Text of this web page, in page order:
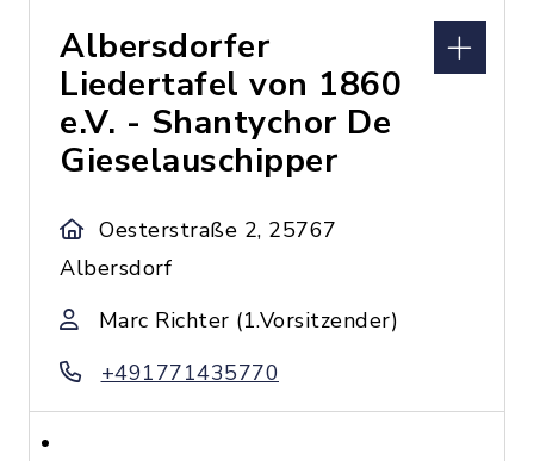
Albersdorfer
Liedertafel von 1860
e.V. - Shantychor De
Gieselauschipper
Oesterstraße 2, 25767
Albersdorf
Marc Richter (1.Vorsitzender)
+491771435770